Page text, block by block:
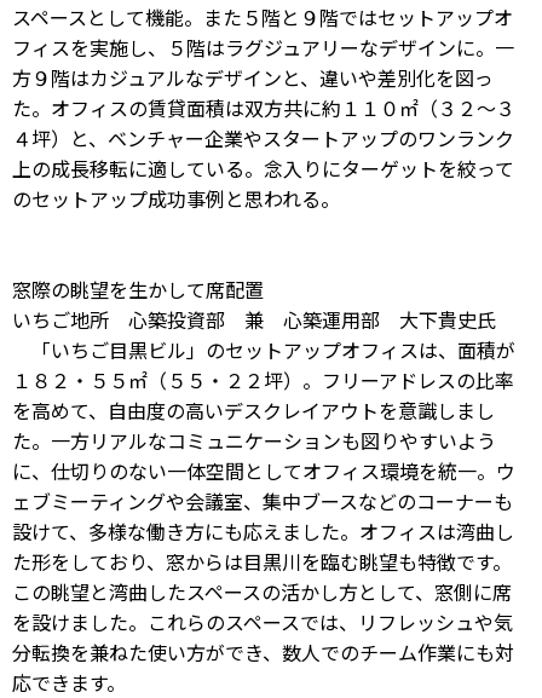
スペースとして機能。また５階と９階ではセットアップオ
フィスを実施し、５階はラグジュアリーなデザインに。一
方９階はカジュアルなデザインと、違いや差別化を図っ
た。オフィスの賃貸面積は双方共に約１１０㎡（３２～３
４坪）と、ベンチャー企業やスタートアップのワンランク
上の成長移転に適している。念入りにターゲットを絞って
のセットアップ成功事例と思われる。
窓際の眺望を生かして席配置
いちご地所 心築投資部 兼 心築運用部 大下貴史氏
「いちご目黒ビル」のセットアップオフィスは、面積が
１８２・５５㎡（５５・２２坪）。フリーアドレスの比率
を高めて、自由度の高いデスクレイアウトを意識しまし
た。一方リアルなコミュニケーションも図りやすいよう
に、仕切りのない一体空間としてオフィス環境を統一。ウ
ェブミーティングや会議室、集中ブースなどのコーナーも
設けて、多様な働き方にも応えました。オフィスは湾曲し
た形をしており、窓からは目黒川を臨む眺望も特徴です。
この眺望と湾曲したスペースの活かし方として、窓側に席
を設けました。これらのスペースでは、リフレッシュや気
分転換を兼ねた使い方ができ、数人でのチーム作業にも対
応できます。